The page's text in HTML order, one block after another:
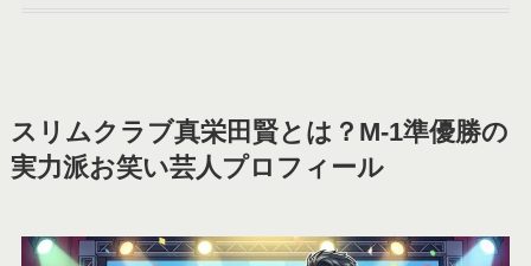
スリムクラブ真栄田賢とは？M-1準優勝の
実力派お笑い芸人プロフィール